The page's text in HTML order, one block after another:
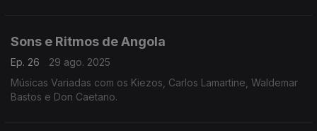
Sons e Ritmos de Angola
Ep. 26
29 ago. 2025
Músicas Variadas com os Kiezos, Carlos Lamartine, Waldemar
Bastos e Don Caetano.